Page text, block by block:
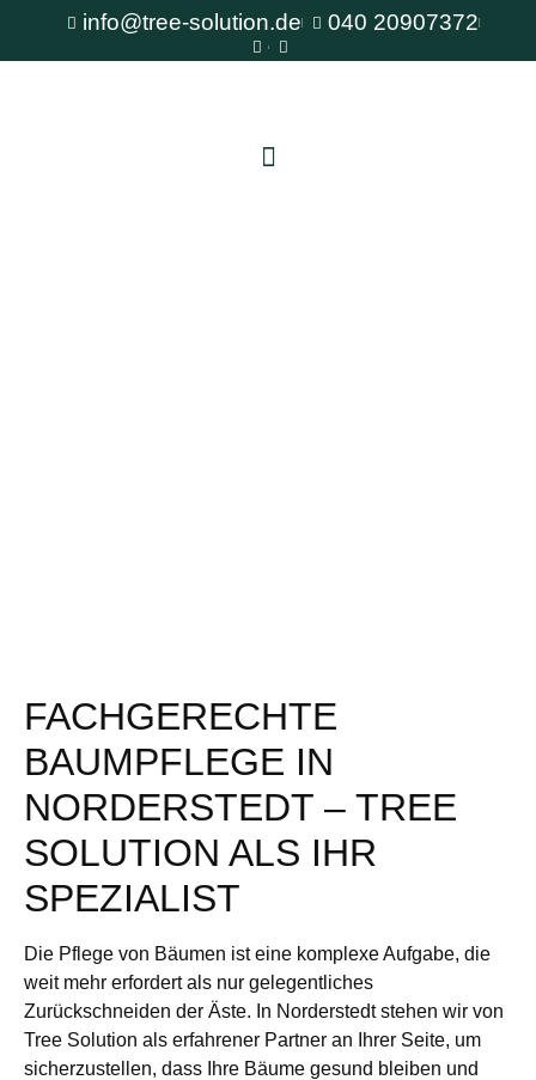
info@tree-solution.de 040 20907372
FACHGERECHTE
BAUMPFLEGE IN
NORDERSTEDT – TREE
SOLUTION ALS IHR
SPEZIALIST
Die Pflege von Bäumen ist eine komplexe Aufgabe, die
weit mehr erfordert als nur gelegentliches
Zurückschneiden der Äste. In Norderstedt stehen wir von
Tree Solution als erfahrener Partner an Ihrer Seite, um
sicherzustellen, dass Ihre Bäume gesund bleiben und